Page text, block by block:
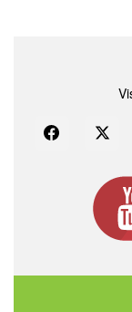
FacebookTwitter